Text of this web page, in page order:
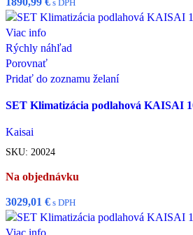
s DPH
Viac info
Rýchly náhľad
Porovnať
Pridať do zoznamu želaní
SET Klimatizácia podlahová KAISAI
Kaisai
SKU: 20024
Na objednávku
3029,01 € s DPH
Viac info